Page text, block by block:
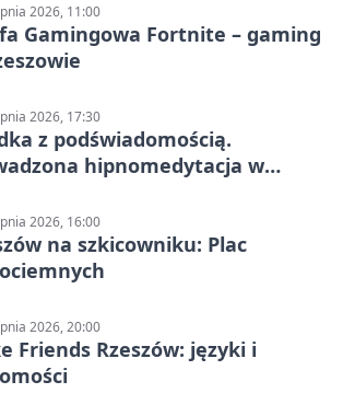
2026, 11:00
Gamingowa Fortnite – gaming
2026, 17:30
z podświadomością.
hipnomedytacja w
2026, 16:00
na szkicowniku: Plac
2026, 20:00
Friends Rzeszów: języki i